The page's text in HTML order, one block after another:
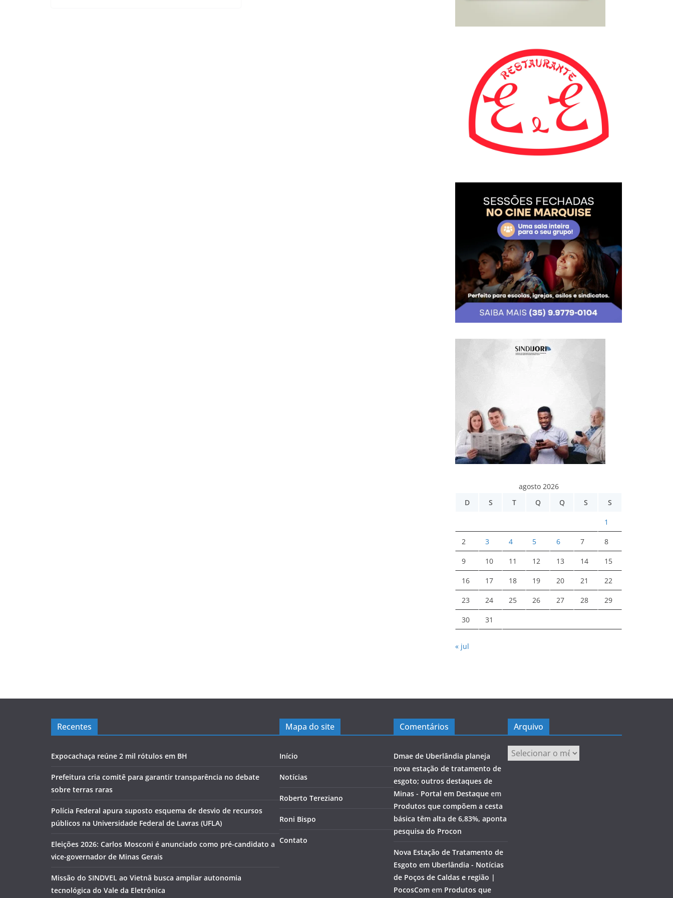
agosto 2026
D
S T Q Q S S
1
2 3 4 5 6 7 8
9 10 11 12 13 14 15
16 17 18 19 20 21 22
23 24 25 26 27 28 29
30 31
« jul
Recentes
Expocachaça reúne 2 mil rótulos em BH
Prefeitura cria comitê para garantir transparência no debate
sobre terras raras
Polícia Federal apura suposto esquema de desvio de recursos
públicos na Universidade Federal de Lavras (UFLA)
Eleições 2026: Carlos Mosconi é anunciado como pré-candidato a
vice-governador de Minas Gerais
Missão do SINDVEL ao Vietnã busca ampliar autonomia
tecnológica do Vale da Eletrônica
Mapa do site
Início
Notícias
Roberto Tereziano
Roni Bispo
Contato
Comentários
Dmae de Uberlândia planeja
nova estação de tratamento de
esgoto; outros destaques de
Minas - Portal em Destaque em
Produtos que compõem a cesta
básica têm alta de 6,83%, aponta
pesquisa do Procon
Nova Estação de Tratamento de
Esgoto em Uberlândia - Notícias
de Poços de Caldas e região |
PocosCom em Produtos que
Arquivo
Arquivo